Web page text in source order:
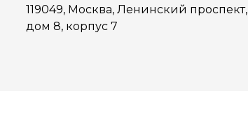
119049, Москва, Ленинский проспект,
дом 8, корпус 7